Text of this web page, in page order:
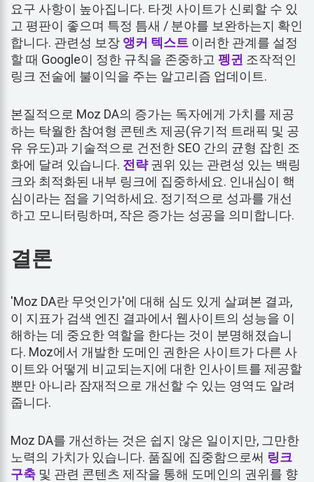
요구 사항이 높아집니다. 타겟 사이트가 신뢰할 수 있
고 평판이 좋으며 특정 틈새 / 분야를 보완하는지 확인
합니다. 관련성 보장 앵커 텍스트 이러한 관계를 설정
할 때 Google이 정한 규칙을 존중하고 펭귄 조작적인
링크 전술에 불이익을 주는 알고리즘 업데이트.
본질적으로 Moz DA의 증가는 독자에게 가치를 제공
하는 탁월한 참여형 콘텐츠 제공(유기적 트래픽 및 공
유 유도)과 기술적으로 건전한 SEO 간의 균형 잡힌 조
화에 달려 있습니다. 전략권위 있는 관련성 있는 백링
크와 최적화된 내부 링크에 집중하세요. 인내심이 핵
심이라는 점을 기억하세요. 정기적으로 성과를 개선
하고 모니터링하며, 작은 증가는 성공을 의미합니다.
결론
'Moz DA란 무엇인가'에 대해 심도 있게 살펴본 결과,
이 지표가 검색 엔진 결과에서 웹사이트의 성능을 이
해하는 데 중요한 역할을 한다는 것이 분명해졌습니
다. Moz에서 개발한 도메인 권한은 사이트가 다른 사
이트와 어떻게 비교되는지에 대한 인사이트를 제공할
뿐만 아니라 잠재적으로 개선할 수 있는 영역도 알려
줍니다.
Moz DA를 개선하는 것은 쉽지 않은 일이지만, 그만한
노력의 가치가 있습니다. 품질에 집중함으로써 링크
구축 및 관련 콘텐츠 제작을 통해 도메인의 권위를 향